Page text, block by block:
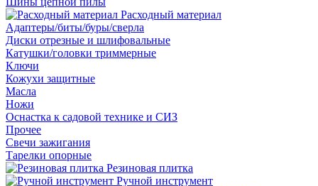
Расходный материал
Адаптеры/биты/буры/сверла
Диски отрезные и шлифовальные
Катушки/головки триммерные
Ключи
Кожухи защитные
Масла
Ножи
Оснастка к садовой технике и СИЗ
Прочее
Свечи зажигания
Тарелки опорные
Резиновая плитка
Ручной инструмент